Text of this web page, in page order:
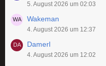
5. August 2026 um 02:03
Wakeman
4. August 2026 um 12:37
Damerl
4. August 2026 um 12:02